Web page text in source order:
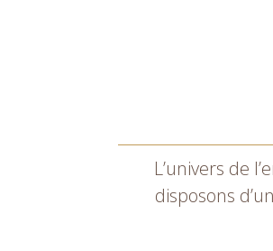
L’univers de
disposons